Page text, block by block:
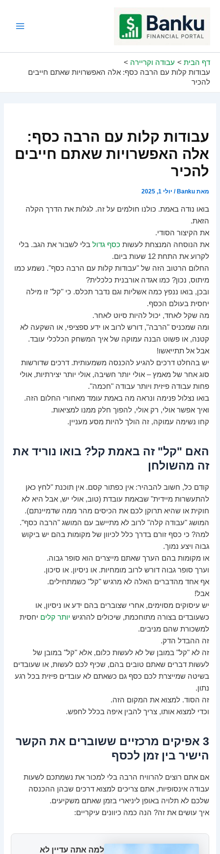
דף הבית
עבודה וקריירה
עבודות קלות עם הרבה כסף: אלה האפשרויות שאתם חייבים
להכיר
עבודות קלות עם הרבה כסף:
אלה האפשרויות שאתם חייבים
להכיר
מאתBanku
/ יולי 1, 2025
בואו נודה באמת. כולנו חולמים על זה. לגלות את הדרך הקלה
הזאת.
את הקיצור הסודי.
את הנוסחה המנצחת לעשות כסף גדול בלי לשבור את הגב. בלי
לקרוע את התחת 12 שעות ביום.
החלום הרטוב הזה של "עבודות קלות עם הרבה כסף". נשמע כמו
מיתוס, נכון? כמו אגדה אורבנית כלכלית?
ובכן, בואו ננפץ כמה אשליות וגם נדבר תכלס. כי "קל" זו מילה
יחסית בעולם הכסף.
מה שקל לאחד, יכול להיות סיוט לאחר.
ומה שמכניס "הרבה", דורש לרוב או ידע ספציפי, או השקעה לא
קטנה, או פשוט הבנה עמוקה של איך המשחק הכלכלי עובד.
אבל אל תתייאשו!
יש בהחלט דרכים להגיע להכנסה משמעותית. דרכים שדורשות
סוג אחר של מאמץ – אולי יותר חשיבה, אולי יותר יצירתיות, אולי
פחות עבודה פיזית ויותר עבודה "חכמה".
בואו נצלול פנימה ונראה מה באמת עומד מאחורי החלום הזה.
ואיך אפשר אולי, רק אולי, להפוך חלק ממנו למציאות.
קחו נשימה עמוקה, זה הולך להיות מסע מעניין.
האם "קל" זה באמת קל? בואו נוריד את
זה מהשולחן
קודם כל, חשוב להבהיר: אין כפתור קסם. אין תוכנת "לחץ כאן
להתעשרות מיידית" שבאמת עובדת (טוב, אולי יש, אבל היא לא
חוקית או שהיא תרוקן לכם את הכיסים מהר ממה שדמיינתם).
המושג "עבודה קלה" לרוב לא מתיישב עם המושג "הרבה כסף".
למה? כי כסף זורם בדרך כלל לכיוון של מקומות בהם יש ביקוש
גבוה ויצע נמוך.
או מקומות בהם הערך שאתם מייצרים הוא סופר גבוה.
וערך סופר גבוה דורש לרוב מומחיות. או ניסיון. או סיכון.
אף אחד מהדברים האלה לא מרגיש "קל" כשמתחילים.
אבל!
יש עיסוקים מסוימים, אחרי שצוברים בהם ידע או ניסיון, או
כשעובדים בצורה מתוחכמת, שיכולים להרגיש יותר קלים יחסית
למשכורת שהם מניבים.
זה ההבדל הדק.
זה לא "קל" במובן של לא לעשות כלום, אלא "קל" במובן של
לעשות דברים שאתם טובים בהם, שכיף לכם לעשות, או שעובדים
בשיטה שמייצרת לכם כסף גם כשאתם לא עובדים פיזית בכל רגע
נתון.
זה הסוד. למצוא את המקום הזה.
וכדי למצוא אותו, צריך להבין איפה בכלל לחפש.
3 אפיקים מרכזיים ששוברים את הקשר
הישיר בין זמן לכסף
אם אתם רוצים להרוויח הרבה בלי למכור את נשמתכם לשעות
עבודה אינסופיות, אתם צריכים למצוא דרכים שבהן ההכנסה
שלכם לא תלויה באופן ליניארי בזמן שאתם משקיעים.
איך עושים את זה? הנה כמה כיוונים עיקריים:
למה אתה עדיין לא